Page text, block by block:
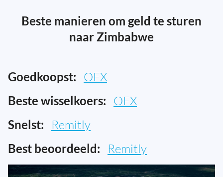
Beste manieren om geld te sturen
naar Zimbabwe
Goedkoopst: OFX
Beste wisselkoers: OFX
Snelst: Remitly
Best beoordeeld: Remitly